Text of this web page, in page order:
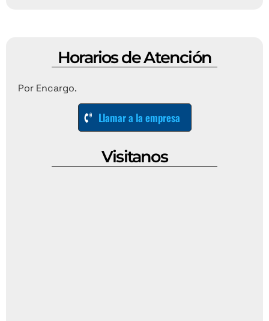
Horarios de Atención
Por Encargo.
Llamar a la empresa
Visitanos